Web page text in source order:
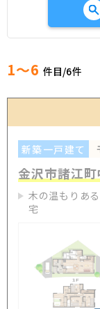
1～6 件目/6件
新築一戸建て
金沢市諸江
木の温もりあ
宅